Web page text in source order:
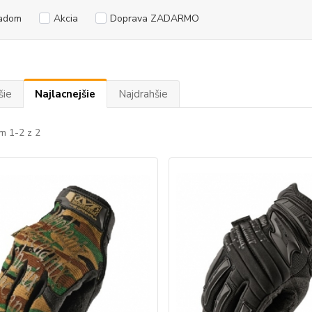
Akcia Doprava ZADARMO
Najlacnejšie Najdrahšie
1-2 z 2